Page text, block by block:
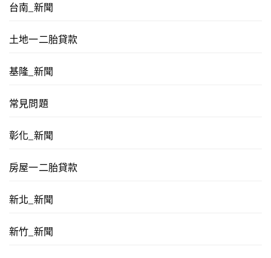
台南_新聞
土地一二胎貸款
基隆_新聞
常見問題
彰化_新聞
房屋一二胎貸款
新北_新聞
新竹_新聞